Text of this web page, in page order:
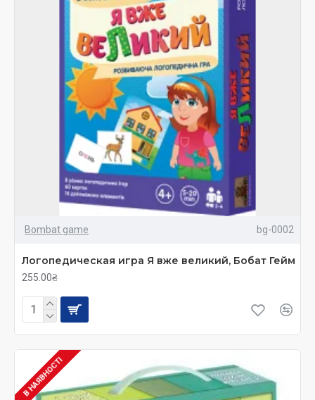
читання та мови допоможуть батькам добре
підготувати малюка до школи, сприяють
мисленню та розвитку інтелекту.
нашому Інтернетмагазин ви
зможете знайти розвиваючі ігри призначені для
малюків різного віку. Завдяки їм, читання та мова
вашої дитини будуть розвиватися швидко та
ефективно з перших років її життя.
Bombat game bg-0002
Логопедическая игра Я вже великий, Бобат Гейм
255.00₴
В НАЯВНОСТІ